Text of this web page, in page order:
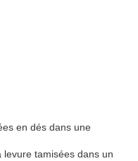
en dés dans une
tamisées dans un